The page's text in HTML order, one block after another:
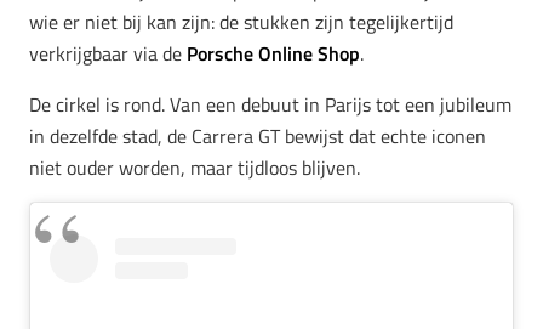
wie er niet bij kan zijn: de stukken zijn tegelijkertijd
verkrijgbaar via de Porsche Online Shop.
De cirkel is rond. Van een debuut in Parijs tot een jubileum
in dezelfde stad, de Carrera GT bewijst dat echte iconen
niet ouder worden, maar tijdloos blijven.